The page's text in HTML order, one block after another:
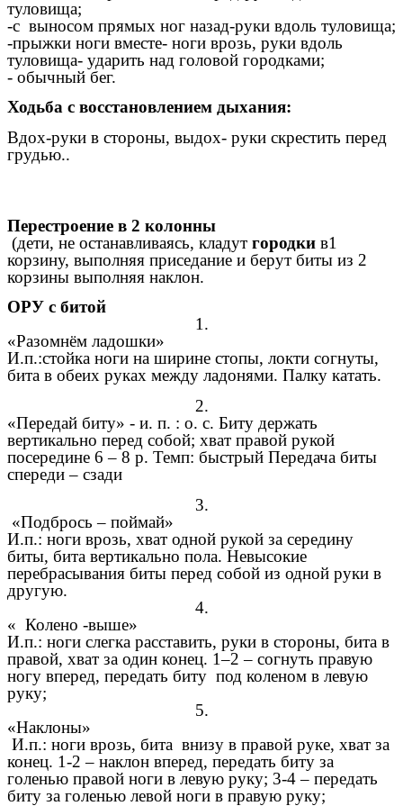
туловища;
-с выносом прямых ног назад-руки вдоль туловища;
-прыжки ноги вместе- ноги врозь, руки вдоль
туловища- ударить над головой городками;
- обычный бег.
Ходьба с восстановлением дыхания:
Вдох-руки в стороны, выдох- руки скрестить перед
грудью..
Перестроение в 2 колонны
(дети, не останавливаясь, кладут городки в1
корзину, выполняя приседание и берут биты из 2
корзины выполняя наклон.
ОРУ с битой
1.
«Разомнём ладошки»
И.п.:стойка ноги на ширине стопы, локти согнуты,
бита в обеих руках между ладонями. Палку катать.
2.
«Передай биту» - и. п. : о. с. Биту держать
вертикально перед собой; хват правой рукой
посередине 6 – 8 р. Темп: быстрый Передача биты
спереди – сзади
3.
«Подбрось – поймай»
И.п.: ноги врозь, хват одной рукой за середину
биты, бита вертикально пола. Невысокие
перебрасывания биты перед собой из одной руки в
другую.
4.
« Колено -выше»
И.п.: ноги слегка расставить, руки в стороны, бита в
правой, хват за один конец. 1–2 – согнуть правую
ногу вперед, передать биту под коленом в левую
руку;
5.
«Наклоны»
И.п.: ноги врозь, бита внизу в правой руке, хват за
конец. 1-2 – наклон вперед, передать биту за
голенью правой ноги в левую руку; 3-4 – передать
биту за голенью левой ноги в правую руку;